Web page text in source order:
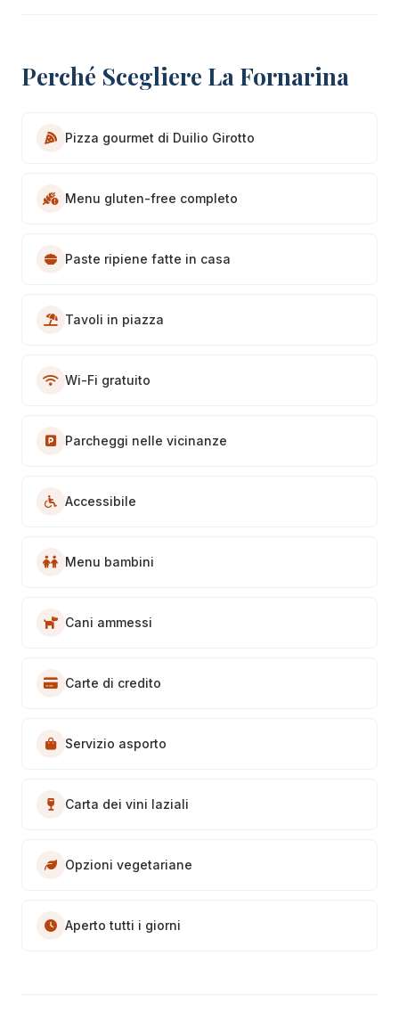
Perché Scegliere La Fornarina
Pizza gourmet di Duilio Girotto
Menu gluten-free completo
Paste ripiene fatte in casa
Tavoli in piazza
Wi-Fi gratuito
Parcheggi nelle vicinanze
Accessibile
Menu bambini
Cani ammessi
Carte di credito
Servizio asporto
Carta dei vini laziali
Opzioni vegetariane
Aperto tutti i giorni